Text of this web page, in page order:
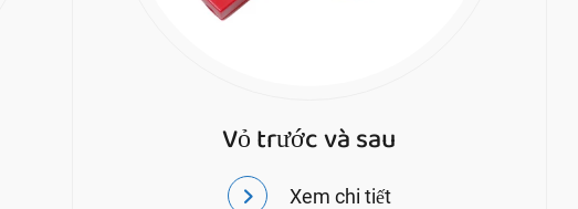
Vỏ trước và sau
Xem chi tiết